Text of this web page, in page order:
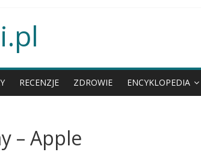
RECENZJE ZDROWIE ENCYKLOPEDIA
– Apple